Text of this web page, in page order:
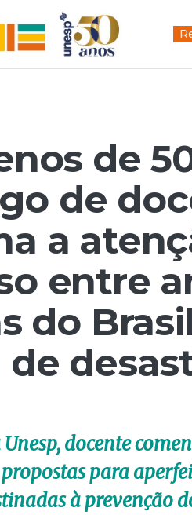
de
de
a
entre
do
docente
para
à prevenção